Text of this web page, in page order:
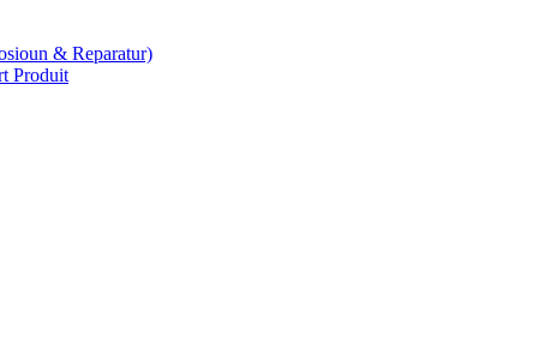
& Reparatur)
Produit